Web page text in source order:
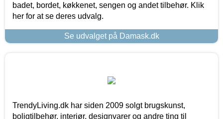
badet, bordet, køkkenet, sengen og andet tilbehør. Klik
her for at se deres udvalg.
Se udvalget på Damask.dk
TrendyLiving.dk har siden 2009 solgt brugskunst,
boligtilbehør, interiør, designvarer og andre ting til